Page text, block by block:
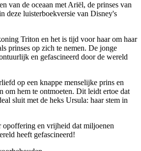
van de oceaan met Ariël, de prinses van
deze luisterboekversie van Disney's
Triton en het is tijd voor haar om haar
prinses op zich te nemen. De jonge
en gefascineerd door de wereld
op een knappe menselijke prins en
om hem te ontmoeten. Dit leidt ertoe dat
sluit met de heks Ursula: haar stem in
opoffering en vrijheid dat miljoenen
heeft gefascineerd!